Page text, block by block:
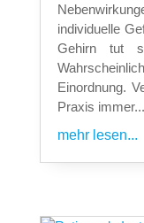
individuelle
Gehirn tut
Einordnung.
Praxis immer...
mehr lesen...